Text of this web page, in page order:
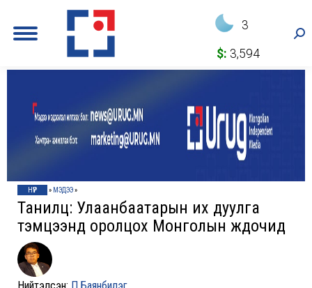
3
$: 3,594
НҮҮР » МЭДЭЭ»
Танилц: Улаанбаатарын их дуулга
тэмцээнд оролцох Монголын жүдочид